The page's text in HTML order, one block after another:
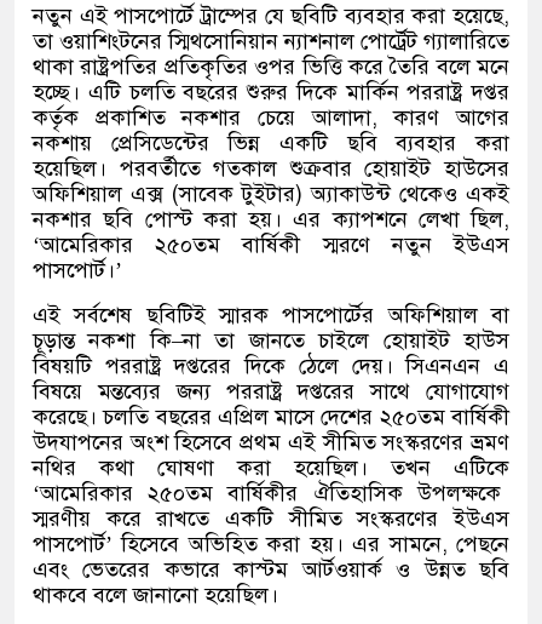
নতুন এই পাসপোর্টে ট্রাম্পের যে ছবিটি ব্যবহার করা হয়েছে,
তা ওয়াশিংটনের স্মিথসোনিয়ান ন্যাশনাল পোর্ট্রেট গ্যালারিতে
থাকা রাষ্ট্রপতির প্রতিকৃতির ওপর ভিত্তি করে তৈরি বলে মনে
হচ্ছে। এটি চলতি বছরের শুরুর দিকে মার্কিন পররাষ্ট্র দপ্তর
কর্তৃক প্রকাশিত নকশার চেয়ে আলাদা,কারণ আগের
নকশায় প্রেসিডেন্টের ভিন্ন একটি ছবি ব্যবহার করা
হয়েছিল। পরবর্তীতে গতকাল শুক্রবার হোয়াইট হাউসের
অফিশিয়াল এক্স(সাবেক টুইটার)অ্যাকাউন্ট থেকেও একই
নকশার ছবি পোস্ট করা হয়। এর ক্যাপশনে লেখা ছিল,
‘আমেরিকার ২৫০তম বার্ষিকী স্মরণে নতুন ইউএস
পাসপোর্ট।’
এই সর্বশেষ ছবিটিই স্মারক পাসপোর্টের অফিশিয়াল বা
চূড়ান্ত নকশা কি–না তা জানতে চাইলে হোয়াইট হাউস
বিষয়টি পররাষ্ট্র দপ্তরের দিকে ঠেলে দেয়। সিএনএন এ
বিষয়ে মন্তব্যের জন্য পররাষ্ট্র দপ্তরের সাথে যোগাযোগ
করেছে। চলতি বছরের এপ্রিল মাসে দেশের ২৫০তম বার্ষিকী
উদযাপনের অংশ হিসেবে প্রথম এই সীমিত সংস্করণের ভ্রমণ
নথির কথা ঘোষণা করা হয়েছিল। তখন এটিকে
‘আমেরিকার ২৫০তম বার্ষিকীর ঐতিহাসিক উপলক্ষকে
স্মরণীয় করে রাখতে একটি সীমিত সংস্করণের ইউএস
পাসপোর্ট’হিসেবে অভিহিত করা হয়। এর সামনে,পেছনে
এবং ভেতরের কভারে কাস্টম আর্টওয়ার্ক ও উন্নত ছবি
থাকবে বলে জানানো হয়েছিল।